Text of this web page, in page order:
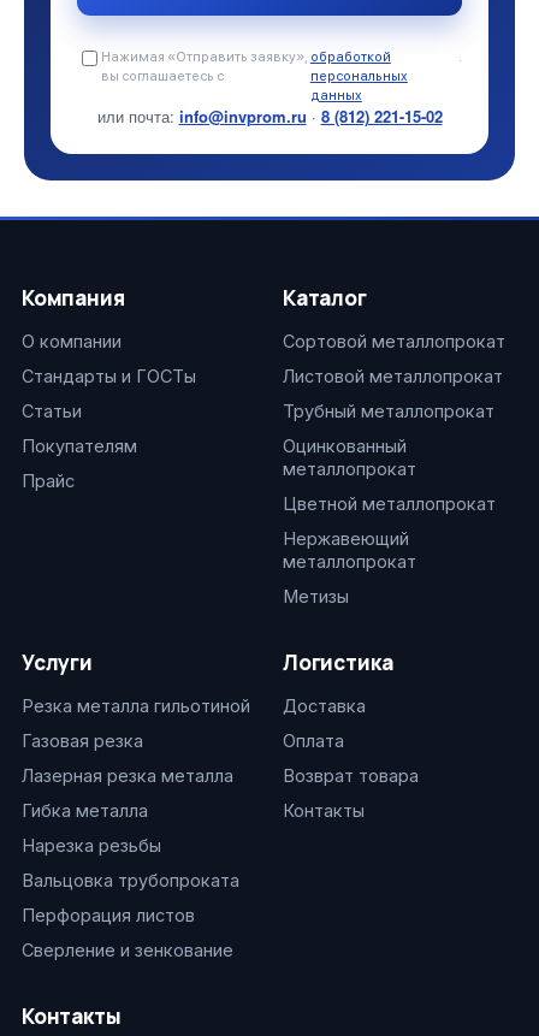
Нажимая «Отправить заявку»,
вы соглашаетесь с
обработкой
персональных
данных
.
или почта: info@invprom.ru · 8 (812) 221-15-02
Компания
О компании
Стандарты и ГОСТы
Статьи
Покупателям
Прайс
Каталог
Сортовой металлопрокат
Листовой металлопрокат
Трубный металлопрокат
Оцинкованный
металлопрокат
Цветной металлопрокат
Нержавеющий
металлопрокат
Метизы
Услуги
Резка металла гильотиной
Газовая резка
Лазерная резка металла
Гибка металла
Нарезка резьбы
Вальцовка трубопроката
Перфорация листов
Сверление и зенкование
Логистика
Доставка
Оплата
Возврат товара
Контакты
Контакты